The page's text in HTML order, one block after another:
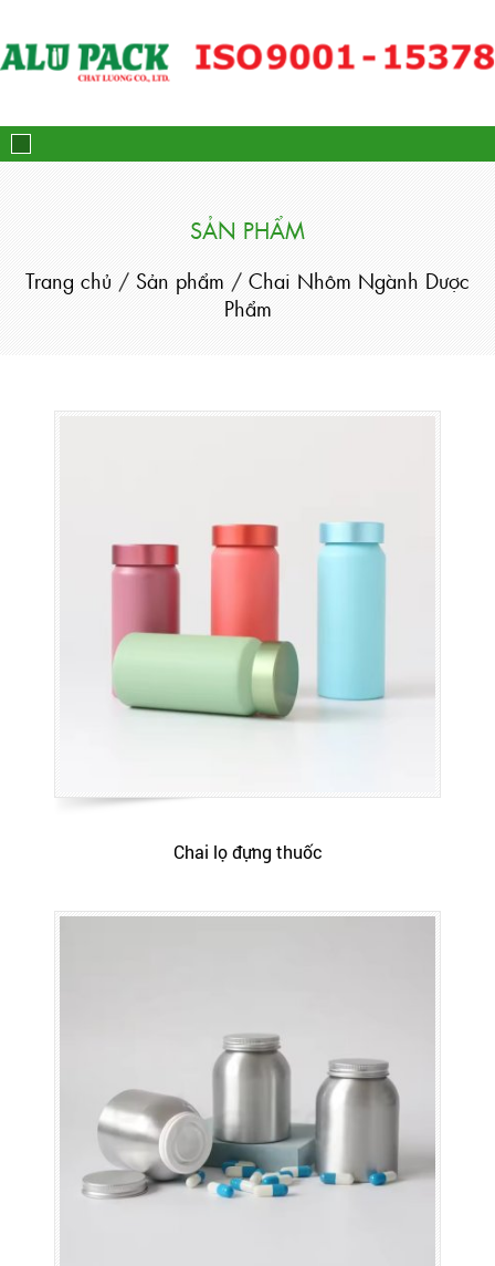
SẢN PHẨM
Trang chủ / Sản phẩm / Chai Nhôm Ngành Dược
Phẩm
Chai lọ đựng thuốc